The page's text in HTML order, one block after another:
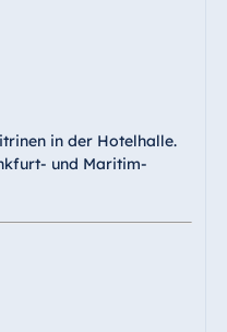
in der Hotelhalle.
und Maritim-